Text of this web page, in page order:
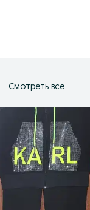
Смотреть все